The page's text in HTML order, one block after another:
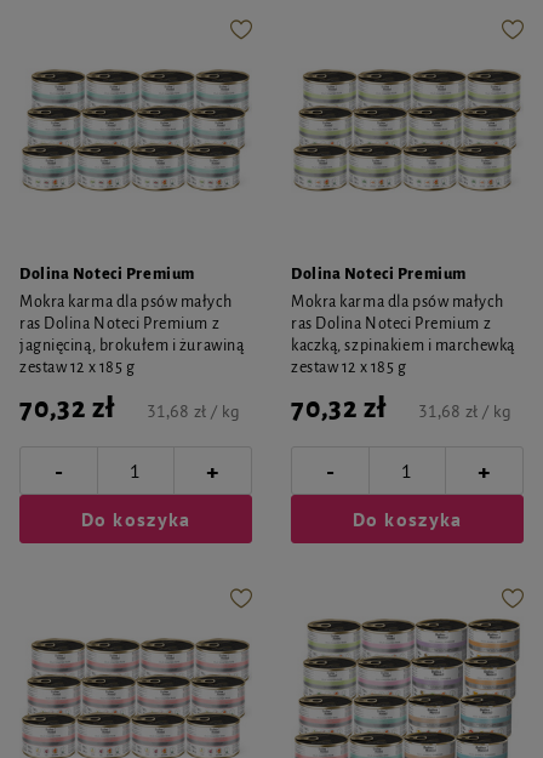
Dolina Noteci Premium
Mokra karma dla psów małych
ras Dolina Noteci Premium z
jagnięciną, brokułem i żurawiną
zestaw 12 x 185 g
70,32 zł 31,68 zł / kg
- +
Do koszyka
Dolina Noteci Premium
Mokra karma dla psów małych
ras Dolina Noteci Premium z
kaczką, szpinakiem i marchewką
zestaw 12 x 185 g
70,32 zł 31,68 zł / kg
- +
Do koszyka